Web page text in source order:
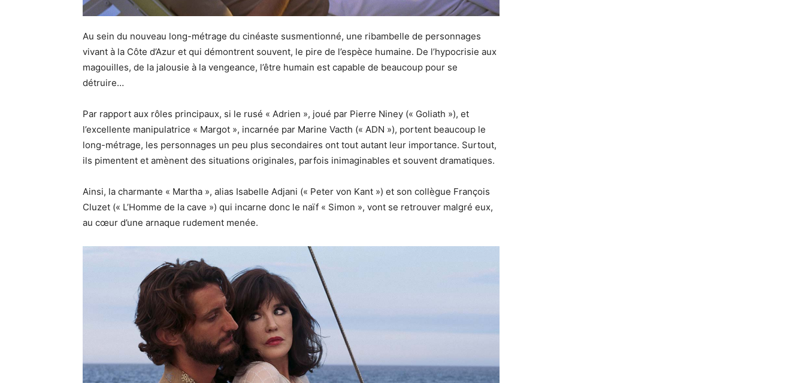
Au sein du nouveau long-métrage du cinéaste susmentionné, une ribambelle de personnages
vivant à la Côte d’Azur et qui démontrent souvent, le pire de l’espèce humaine. De l’hypocrisie aux
magouilles, de la jalousie à la vengeance, l’être humain est capable de beaucoup pour se
détruire…
Par rapport aux rôles principaux, si le rusé « Adrien », joué par Pierre Niney (« Goliath »), et
l’excellente manipulatrice « Margot », incarnée par Marine Vacth (« ADN »), portent beaucoup le
long-métrage, les personnages un peu plus secondaires ont tout autant leur importance. Surtout,
ils pimentent et amènent des situations originales, parfois inimaginables et souvent dramatiques.
Ainsi, la charmante « Martha », alias Isabelle Adjani (« Peter von Kant ») et son collègue François
Cluzet (« L’Homme de la cave ») qui incarne donc le naïf « Simon », vont se retrouver malgré eux,
au cœur d’une arnaque rudement menée.